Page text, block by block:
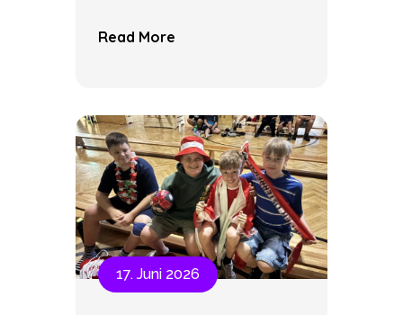
Read More
17. Juni 2026